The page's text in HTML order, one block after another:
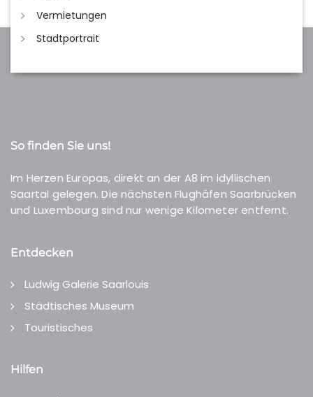
Vermietungen
Stadtportrait
So finden Sie uns!
Im Herzen Europas, direkt an der A8 im idyllischen
Saartal gelegen. Die nächsten Flughäfen Saarbrücken
und Luxembourg sind nur wenige Kilometer entfernt.
Entdecken
Ludwig Galerie Saarlouis
Städtisches Museum
Touristisches
Hilfen